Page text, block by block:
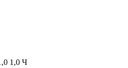
1,0 Ч